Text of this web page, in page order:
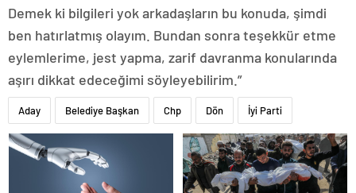
Demek ki bilgileri yok arkadaşların bu konuda, şimdi
ben hatırlatmış olayım. Bundan sonra teşekkür etme
eylemlerime, jest yapma, zarif davranma konularında
aşırı dikkat edeceğimi söyleyebilirim.”
Aday Belediye Başkan Chp Dön İyi Parti